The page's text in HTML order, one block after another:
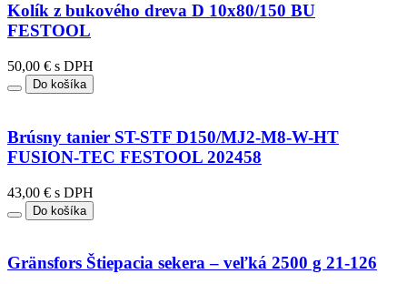
Kolík z bukového dreva D 10x80/150 BU
FESTOOL
50,00 € s DPH
Do košíka
Brúsny tanier ST-STF D150/MJ2-M8-W-HT
FUSION-TEC FESTOOL 202458
43,00 € s DPH
Do košíka
Gränsfors Štiepacia sekera – veľká 2500 g 21-126